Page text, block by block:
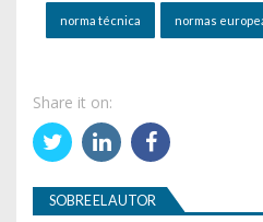
norma técnica normas
Share it on:
SOBRE EL AUTOR